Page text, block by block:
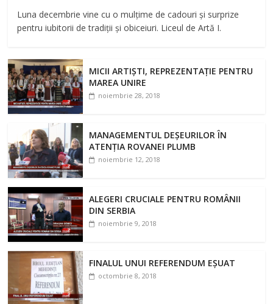
Luna decembrie vine cu o mulțime de cadouri și surprize
pentru iubitorii de tradiții și obiceiuri. Liceul de Artă I.
MICII ARTIȘTI, REPREZENTAȚIE PENTRU
MAREA UNIRE
noiembrie 28, 2018
MANAGEMENTUL DEȘEURILOR ÎN
ATENȚIA ROVANEI PLUMB
noiembrie 12, 2018
ALEGERI CRUCIALE PENTRU ROMÂNII
DIN SERBIA
noiembrie 9, 2018
FINALUL UNUI REFERENDUM EȘUAT
octombrie 8, 2018